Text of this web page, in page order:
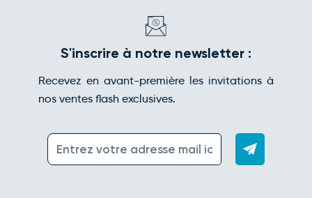
S'inscrire à notre newsletter :
Recevez en avant-première les invitations à
nos ventes flash exclusives.